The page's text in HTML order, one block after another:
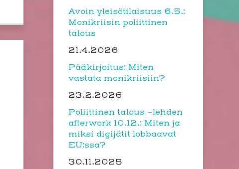
Avoin yleisötilaisuus 6.5.:
Monikriisin poliittinen
talous
21.4.2026
Pääkirjoitus: Miten
vastata monikriisiin?
23.2.2026
Poliittinen talous -lehden
afterwork 10.12.: Miten ja
miksi digijätit lobbaavat
EU:ssa?
30.11.2025